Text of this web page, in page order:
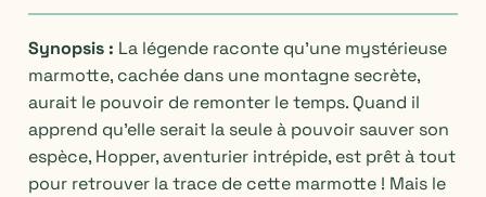
Synopsis : La légende raconte qu’une mystérieuse
marmotte, cachée dans une montagne secrète,
aurait le pouvoir de remonter le temps. Quand il
apprend qu’elle serait la seule à pouvoir sauver son
espèce, Hopper, aventurier intrépide, est prêt à tout
pour retrouver la trace de cette marmotte ! Mais le